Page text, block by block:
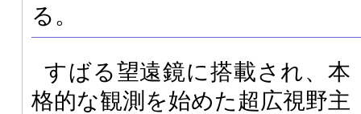
る。
すばる望遠鏡に搭載され、本
格的な観測を始めた超広視野主